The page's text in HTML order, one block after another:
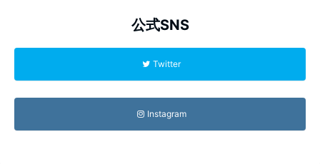
公式SNS
Twitter
Instagram